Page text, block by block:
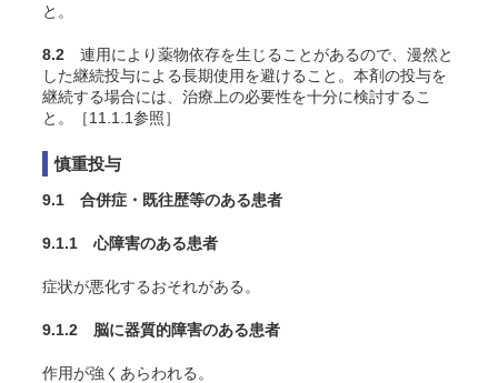
と。
8.2 連用により薬物依存を生じることがあるので、漫然と
した継続投与による長期使用を避けること。本剤の投与を
継続する場合には、治療上の必要性を十分に検討するこ
と。［11.1.1参照］
慎重投与
9.1 合併症・既往歴等のある患者
9.1.1 心障害のある患者
症状が悪化するおそれがある。
9.1.2 脳に器質的障害のある患者
作用が強くあらわれる。